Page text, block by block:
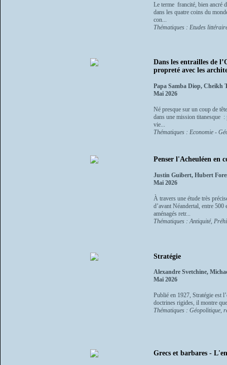
Le terme francité, bien ancré
dans les quatre coins du
con...
Thématiques : Etudes
Dans les entrailles de
propreté avec les
Papa Samba Diop, Cheikh
Mai 2026
Né presque sur un coup de
dans une mission titanesque
vie...
Thématiques : Economie -
Penser l'Acheuléen en
Justin Guibert, Hubert
Mai 2026
À travers une étude très
d’avant Néandertal, entre
aménagés retr...
Thématiques : Antiquité,
Stratégie
Alexandre Svetchine,
Mai 2026
Publié en 1927, Stratégie est
doctrines rigides, il montre
Thématiques : Géopolitique,
Grecs et barbares -